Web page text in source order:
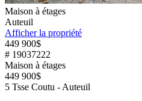
Maison à étages
Auteuil
Afficher la propriété
449 900$
# 19037222
Maison à étages
449 900$
5 Tsse Coutu - Auteuil